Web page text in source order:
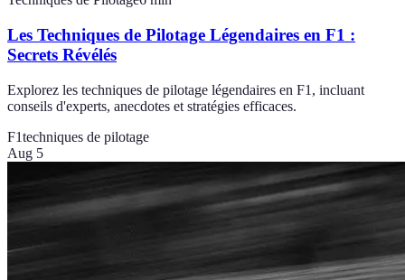
Les Techniques de Pilotage Légendaires en F1 :
Secrets Révélés
Explorez les techniques de pilotage légendaires en F1, incluant
conseils d'experts, anecdotes et stratégies efficaces.
F1techniques de pilotage
Aug 5